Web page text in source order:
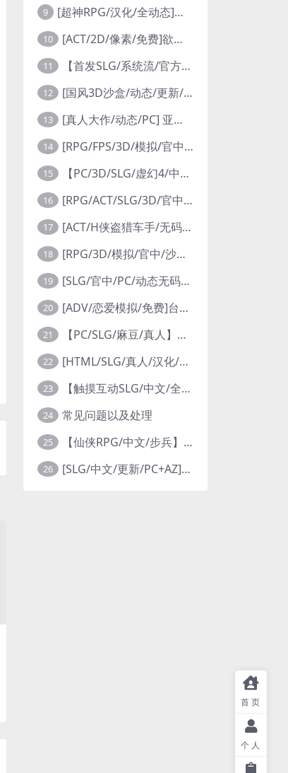
9 [超神RPG/汉化/全动态]创世秩序 V1.05 AI汉化修复完结版[PC+安卓]
10 [ACT/2D/像素/免费]欲望城堡中隐藏的另一个世界 欲望の城に隠された異世界 中文+存档
11 【首发SLG/系统流/官方】逆转系统1.0首发版【PC+安卓/首发】
12 [国风3D沙盒/动态/更新/PC] 极品采花郎 v2.1.0 官方中文步兵版
13 [真人大作/动态/PC] 亚洲之子：东方之乡 V65-衣析浅斟续写 官方中文+全DLC+MOD+攻略 26.4G
14 [RPG/FPS/3D/模拟/官中/PC]与你在一起 BnB Together BnB 11-26
15 【PC/3D/SLG/虚幻4/中文】魔女的侵袭：库洛的房间 V0.3.2 官方中文版【2.5G】
16 [RPG/ACT/SLG/3D/官中/PC]在赛博世界和100个道侣双修 steam v12.31-0.9.0032
17 [ACT/H侠盗猎车手/无码动态/版本更新]真实人生：阳光城/Real Life Sunbay City [v1.9.2 Beta]
18 [RPG/3D/模拟/官中/沙盒] 快照！Snapshot! [v0.992]
19 [SLG/官中/PC/动态无码/自由]幸福岛幻想 Happy Island Fantasy v1.2.0
20 [ADV/恋爱模拟/免费]台北仲夏夜之梦 STEAM官中
21 【PC/SLG/麻豆/真人】日不落帝国奇遇记 【17G】
22 [HTML/SLG/真人/汉化/PC]学校物语 Gakko No Monogatari School Story v0.30
23 【触摸互动SLG/中文/全动态】口袋触摸模拟器：Pocket Touch 官方中文版【PC+安卓/1.5G】
24 常见问题以及处理
25 【仙侠RPG/中文/步兵】绯月仙行录/绯色修仙录 V0.628 官方中文步兵版【3.2G】
26 [SLG/中文/更新/PC+AZ]和存在感薄弱妹妹一起的简单生活 v0.99x 存在感薄い妹との簡単生活
首页
个人